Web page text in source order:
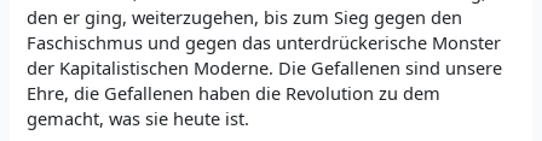
den er ging, weiterzugehen, bis zum Sieg gegen den
Faschischmus und gegen das unterdrückerische Monster
der Kapitalistischen Moderne. Die Gefallenen sind unsere
Ehre, die Gefallenen haben die Revolution zu dem
gemacht, was sie heute ist.